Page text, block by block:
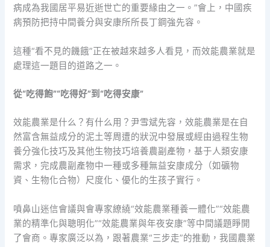
病成為我國居平易近逝世亡的重要緣由之一。”會上，中國疾
病預防把持中間養分與安康所所長丁鋼強先容。
這種“看不見的饑餓”正在被越來越多人看見，而效能農業就是
處理這一題目的道路之一。
從“吃得飽”“吃得好”到“吃得安康”
效能農業是什么？有什么用？尹雪斌先容，效能農業是在自
然富含無益成分的泥土等周遭的狀況中發展或經由過程生物
養分強化技巧及其他生物技巧培養農副產物，基于人類安康
需求，完成農副產物中一種或多種無益安康成分（如礦物
資、生物化合物）尺度化、優化的生孩子實行。
噴鼻山迷信會議與會專家繚繞“效能農業種養一體化”“效能農
業的精準化與聰明化”“效能農業與年夜安康”等中間議題睜開
了會商。專家廣泛以為，跟著農業“三步走”的推動，我國農業